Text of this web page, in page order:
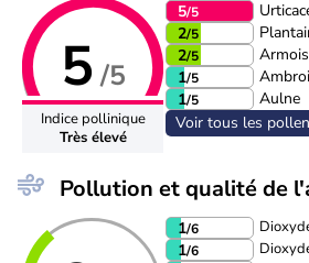
5 /5
Indice pollinique
Très élevé
5/5
2/5
2/5
1/5
1/5
Aulne
Voir tous les
Pollution et qualité de
1/6
1/6